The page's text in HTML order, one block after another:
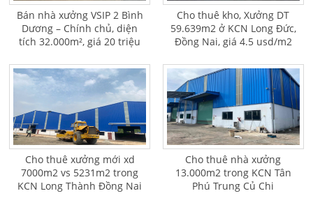
Bán nhà xưởng VSIP 2 Bình
Dương – Chính chủ, diện
tích 32.000m², giá 20 triệu
Cho thuê kho, Xưởng DT
59.639m2 ở KCN Long Đức,
Đồng Nai, giá 4.5 usd/m2
Cho thuê xưởng mới xd
7000m2 vs 5231m2 trong
KCN Long Thành Đồng Nai
Cho thuê nhà xưởng
13.000m2 trong KCN Tân
Phú Trung Củ Chi